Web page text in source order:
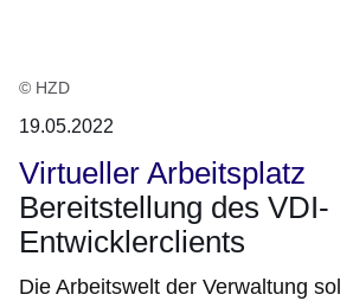
© HZD
19.05.2022
Virtueller Arbeitsplatz
Bereitstellung des VDI-
Entwicklerclients
Die Arbeitswelt der Verwaltung